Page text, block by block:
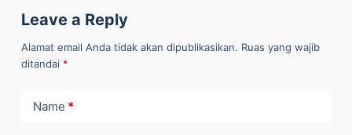
Leave a Reply
Alamat email Anda tidak akan dipublikasikan. Ruas yang wajib
ditandai *
Name *